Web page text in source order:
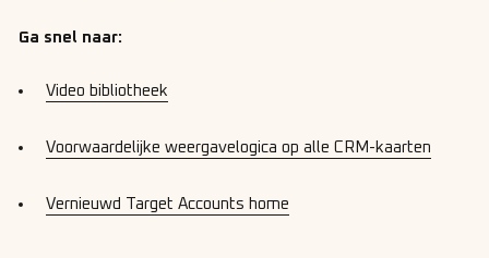
Ga snel naar:
Video bibliotheek
Voorwaardelijke weergavelogica op alle CRM-kaarten
Vernieuwd Target Accounts home